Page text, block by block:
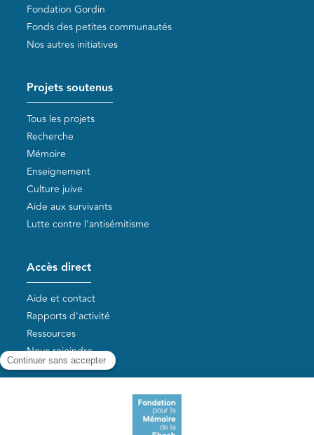
Fondation Gordin
Fonds des petites communautés
Nos autres initiatives
Projets soutenus
Tous les projets
Recherche
Mémoire
Enseignement
Culture juive
Aide aux survivants
Lutte contre l'antisémitisme
Accès direct
Aide et contact
Rapports d'activité
Ressources
Nous rejoindre
Aide aux survivants de la Shoah